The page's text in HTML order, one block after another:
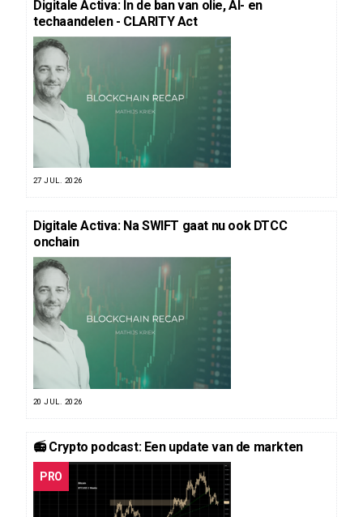
Digitale Activa: In de ban van olie, AI- en
techaandelen - CLARITY Act
27 JUL. 2026
Digitale Activa: Na SWIFT gaat nu ook DTCC
onchain
20 JUL. 2026
📻 Crypto podcast: Een update van de markten
PRO